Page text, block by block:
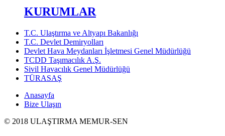
KURUMLAR
T.C. Ulaştırma ve Altyapı Bakanlığı
T.C. Devlet Demiryolları
Devlet Hava Meydanları İşletmesi Genel Müdürlüğü
TCDD Taşımacılık A.Ş.
Sivil Havacılık Genel Müdürlüğü
TÜRASAŞ
Anasayfa
Bize Ulaşın
© 2018 ULAŞTIRMA MEMUR-SEN